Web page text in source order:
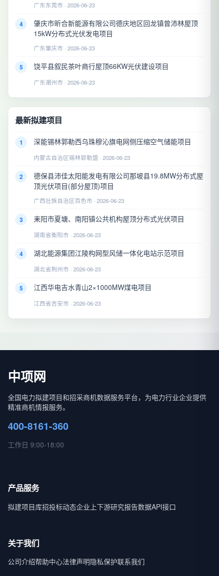
广东东莞市 · 2026-06-23
4
肇庆市昕合新能源有限公司德庆地区回龙镇曾沛林屋顶
15kW分布式光伏发电项目
广东肇庆市 · 2026-06-23
5 饶平县叙民茶叶商行屋顶66KW光伏建设项目
广东潮州市 · 2026-06-23
最新拟建项目
1 深能锡林郭勒西乌珠穆沁旗电网侧压缩空气储能项目
内蒙古自治区锡林郭勒盟 · 2026-06-23
2
德保县沛佳太阳能发电有限公司那坡县19.8MW分布式屋
顶光伏项目(部分屋顶)项目
广西壮族自治区百色市 · 2026-06-23
3 耒阳市夏塘、南阳镇公共机构屋顶分布式光伏项目
湖南省衡阳市 · 2026-06-23
4 湖北能源集团江陵构网型风储一体化电站示范项目
湖北省荆州市 · 2026-06-23
5 江西华电吉水青山2×1000MW煤电项目
江西省吉安市 · 2026-06-23
中项网
全国电力拟建项目和招采商机数据服务平台，为电力行业企业提供
精准商机情报服务。
400-8161-360
工作日 9:00-18:00
产品服务
拟建项目库招投标动态企业上下游研究报告数据API接口
关于我们
公司介绍帮助中心法律声明隐私保护联系我们